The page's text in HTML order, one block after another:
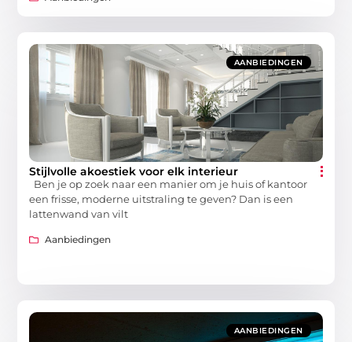
AANBIEDINGEN
Stijlvolle akoestiek voor elk interieur
Ben je op zoek naar een manier om je huis of kantoor
een frisse, moderne uitstraling te geven? Dan is een
lattenwand van vilt
Aanbiedingen
AANBIEDINGEN